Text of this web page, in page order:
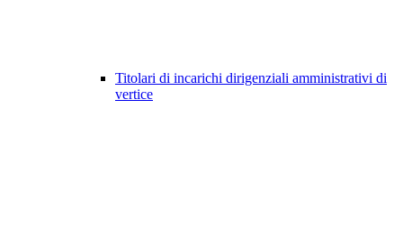
Titolari di incarichi dirigenziali amministrativi di
vertice